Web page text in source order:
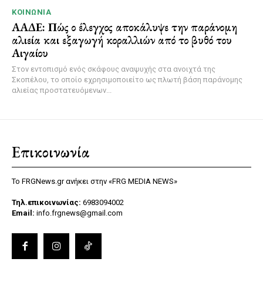
ΚΟΙΝΩΝΊΑ
ΑΑΔΕ: Πώς ο έλεγχος αποκάλυψε την παράνομη
αλιεία και εξαγωγή κοραλλιών από το βυθό του
Αιγαίου
Στον εντοπισμό ενός σκάφους αναψυχής στα ανοιχτά της
Σκοπέλου, το οποίο εχρησιμοποιείτο ως πλωτή βάση παράνομης
αλιείας προστατευόμενων...
Επικοινωνία
Το FRGNews.gr ανήκει στην «FRG MEDIA NEWS»
Τηλ.επικοινωνίας: 6983094002
Email: info.frgnews@gmail.com